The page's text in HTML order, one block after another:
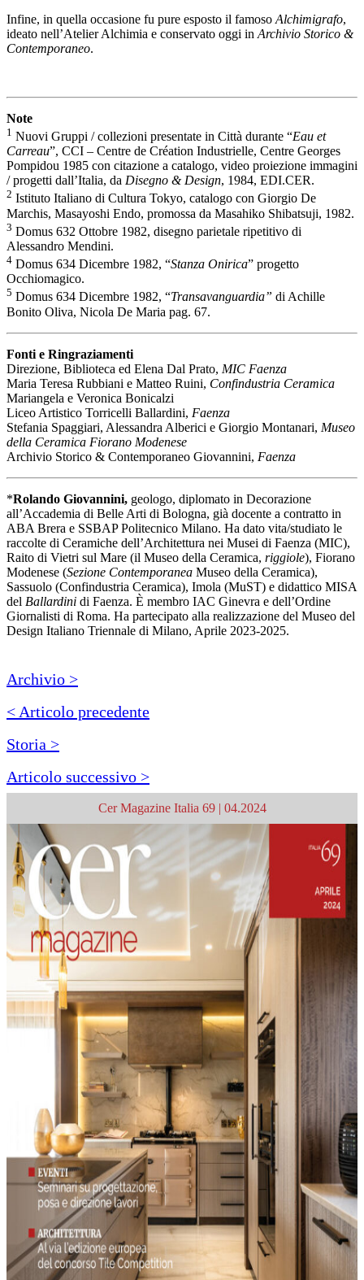
Infine, in quella occasione fu pure esposto il famoso Alchimigrafo,
ideato nell’Atelier Alchimia e conservato oggi in Archivio Storico &
Contemporaneo.
Note
1 Nuovi Gruppi / collezioni presentate in Città durante “Eau et
Carreau”, CCI – Centre de Création Industrielle, Centre Georges
Pompidou 1985 con citazione a catalogo, video proiezione immagini
/ progetti dall’Italia, da Disegno & Design, 1984, EDI.CER.
2 Istituto Italiano di Cultura Tokyo, catalogo con Giorgio De
Marchis, Masayoshi Endo, promossa da Masahiko Shibatsuji, 1982.
3 Domus 632 Ottobre 1982, disegno parietale ripetitivo di
Alessandro Mendini.
4 Domus 634 Dicembre 1982, “Stanza Onirica” progetto
Occhiomagico.
5 Domus 634 Dicembre 1982, “Transavanguardia” di Achille
Bonito Oliva, Nicola De Maria pag. 67.
Fonti e Ringraziamenti
Direzione, Biblioteca ed Elena Dal Prato, MIC Faenza
Maria Teresa Rubbiani e Matteo Ruini, Confindustria Ceramica
Mariangela e Veronica Bonicalzi
Liceo Artistico Torricelli Ballardini, Faenza
Stefania Spaggiari, Alessandra Alberici e Giorgio Montanari, Museo
della Ceramica Fiorano Modenese
Archivio Storico & Contemporaneo Giovannini, Faenza
*Rolando Giovannini, geologo, diplomato in Decorazione
all’Accademia di Belle Arti di Bologna, già docente a contratto in
ABA Brera e SSBAP Politecnico Milano. Ha dato vita/studiato le
rac­colte di Ceramiche dell’Architettura nei Musei di Faenza (MIC),
Raito di Vietri sul Mare (il Museo della Ceramica, rig­giole), Fiorano
Modenese (Sezione Contemporanea Museo della Ceramica),
Sassuolo (Confindustria Ceramica), Imola (MuST) e didattico MISA
del Ballardini di Faenza. È membro IAC Ginevra e dell’Ordine
Giornalisti di Roma. Ha partecipa­to alla realizzazione del Museo del
Design Italiano Triennale di Milano, Aprile 2023-2025.
Archivio >
< Articolo precedente
Storia >
Articolo successivo >
Cer Magazine Italia 69 | 04.2024